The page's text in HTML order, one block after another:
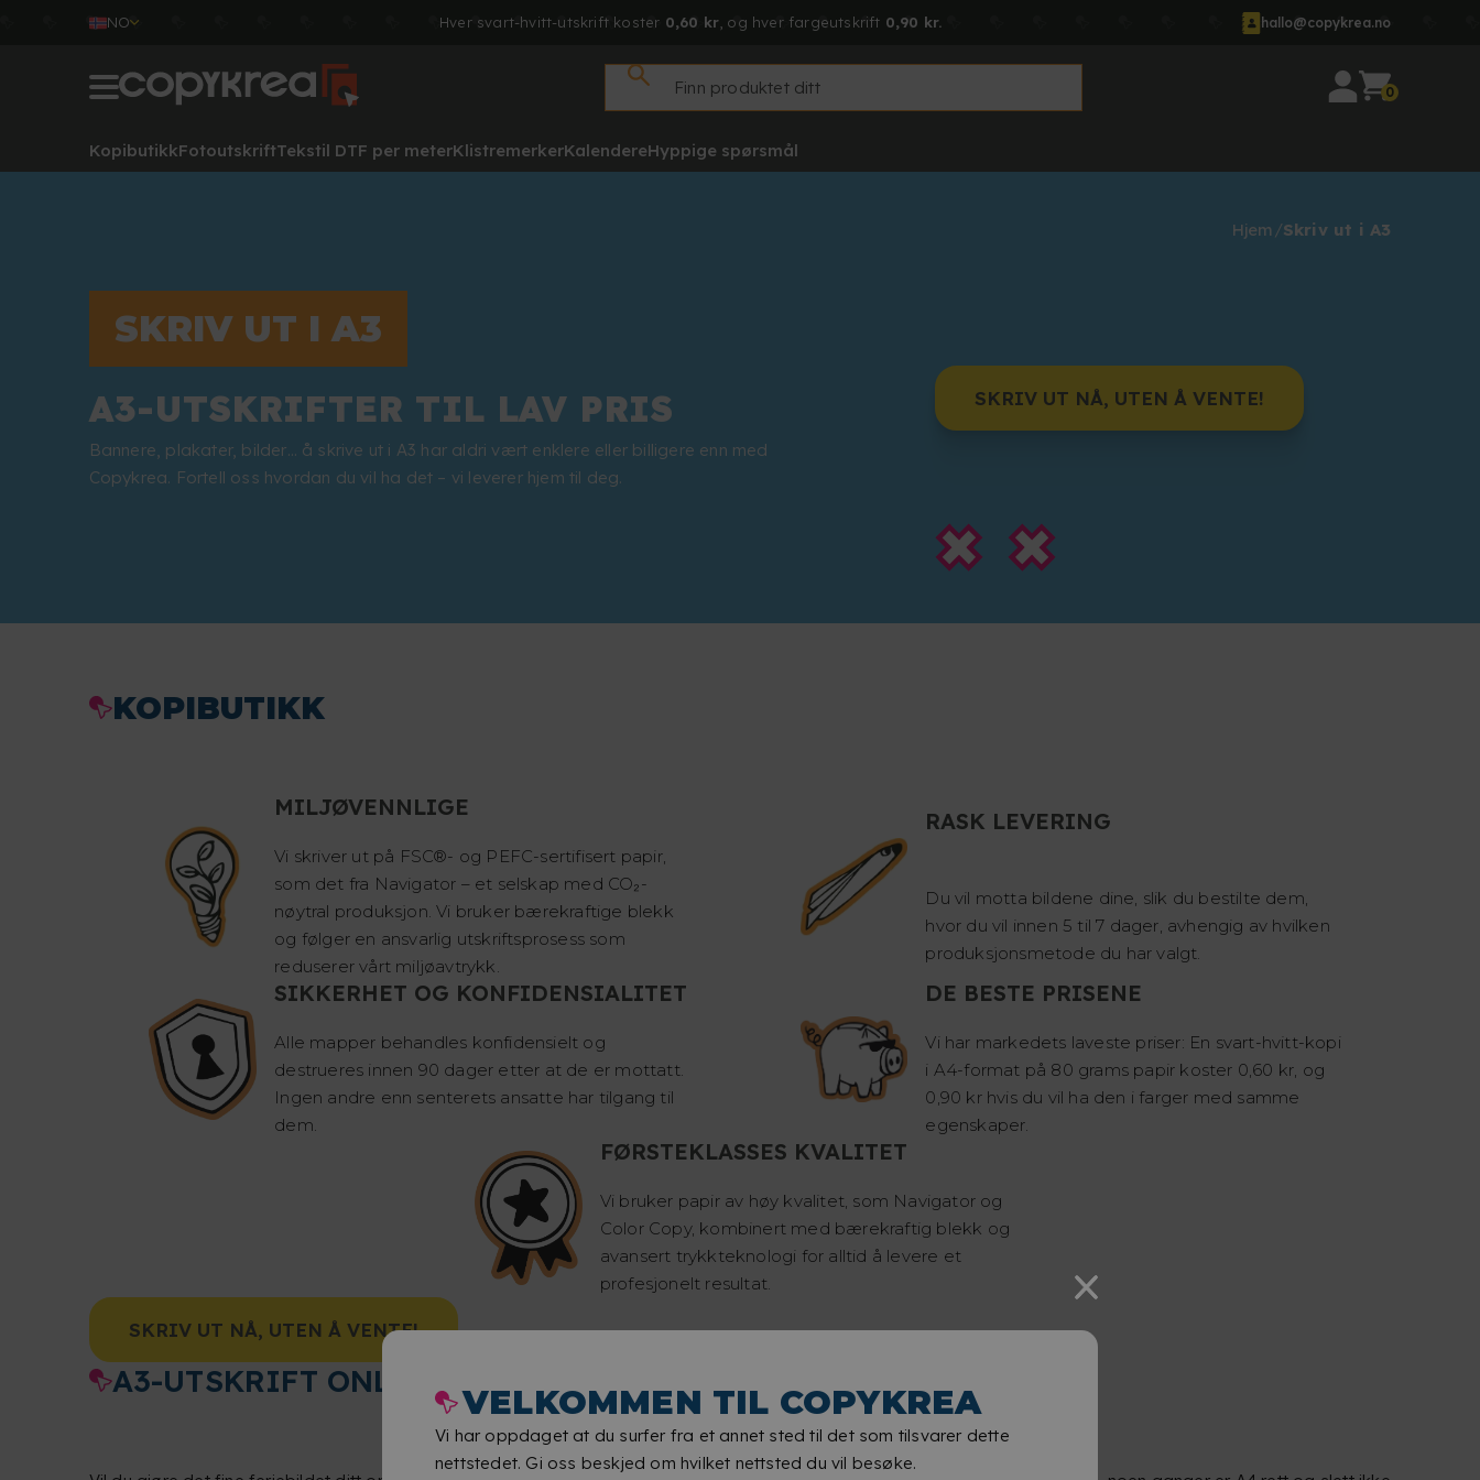
VELKOMMEN TIL COPYKREA
Vi har oppdaget at du surfer fra et annet sted til det som tilsvarer dette
nettstedet. Gi oss beskjed om hvilket nettsted du vil besøke.
NO Hver svart-hvitt-utskrift koster 0,60 kr , og hver fargeutskrift 0,90 kr. hallo@copykrea.no
0
KopibutikkFotoutskriftTekstil DTF per meterKlistremerkerKalendereHyppige spørsmål
Hjem Skriv ut i A3
SKRIV UT I A3
A3-UTSKRIFTER TIL LAV PRIS
Bannere, plakater, bilder… å skrive ut i A3 har aldri vært enklere eller billigere enn med
Copykrea. Fortell oss hvordan du vil ha det – vi leverer hjem til deg.
SKRIV UT NÅ, UTEN Å VENTE!
KOPIBUTIKK
MILJØVENNLIGE
Vi skriver ut på FSC®- og PEFC-sertifisert papir,
som det fra Navigator – et selskap med CO₂-
nøytral produksjon. Vi bruker bærekraftige blekk
og følger en ansvarlig utskriftsprosess som
reduserer vårt miljøavtrykk.
RASK LEVERING
Du vil motta bildene dine, slik du bestilte dem,
hvor du vil innen 5 til 7 dager, avhengig av hvilken
produksjonsmetode du har valgt.
SIKKERHET OG KONFIDENSIALITET
Alle mapper behandles konfidensielt og
destrueres innen 90 dager etter at de er mottatt.
Ingen andre enn senterets ansatte har tilgang til
dem.
DE BESTE PRISENE
Vi har markedets laveste priser: En svart-hvitt-kopi
i A4-format på 80 grams papir koster 0,60 kr, og
0,90 kr hvis du vil ha den i farger med samme
egenskaper.
FØRSTEKLASSES KVALITET
Vi bruker papir av høy kvalitet, som Navigator og
Color Copy, kombinert med bærekraftig blekk og
avansert trykkteknologi for alltid å levere et
profesjonelt resultat.
SKRIV UT NÅ, UTEN Å VENTE!
A3-UTSKRIFT ONLINE